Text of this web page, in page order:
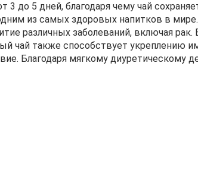
до 5 дней, благодаря чему чай
из самых здоровых напитков в
различных заболеваний, включая
чай также способствует укреплению
Благодаря мягкому диуретическому